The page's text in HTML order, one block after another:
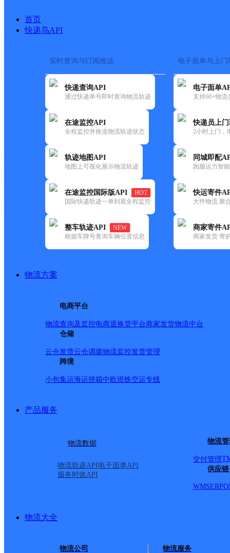
首页
快递鸟API
实时查询与订阅推送
快递查询API
通过快递单号即时查询物流轨迹
在途监控API
全程监控并推送物流轨迹状态
轨迹地图API
地图上可视化展示物流轨迹
在途监控国际版API
HOT
国际快递轨迹一单到底全程监控
整车轨迹API
NEW
根据车牌号查询车辆位置信息
电子面单与上门
电子面单
支持60+物流
快递员上
2小时上门，
同城即配
跑腿运力智
快运寄件
大件物流 聚
商家寄件
商家发货 寄
物流方案
电商平台
物流查询及监控电商退换货平台商家发货物流中台
仓储
云仓发货云仓调拨物流监控发货管理
跨境
小包集运海运拼箱中欧班铁空运专线
产品服务
物流数据
物流轨迹API电子面单API
服务时效API
物流
交付管理
供应链
WMSERP
物流大全
物流公司 物流服务
快递大全> 快递网
快运大全 快递时效
网点筛选
泉区 ✕ 清空已选
韵达速递(44) 中通快递(51)
和林格尔县(1)
中通快递,玉泉区,呼和浩
呼和浩特锡林南路分部
中通快递 更多号码
地址
派送范围:中山西路以南
西，石羊桥路以东，中